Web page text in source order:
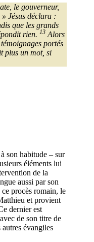
le gouverneur,
Jésus déclara :
que les grands
rien. 13 Alors
portés
plus un mot, si
son habitude – sur
éléments lui
de la
aussi par son
procès romain, le
et provient
dernier est
de son titre de
évangiles